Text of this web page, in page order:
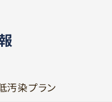
汚染プラン